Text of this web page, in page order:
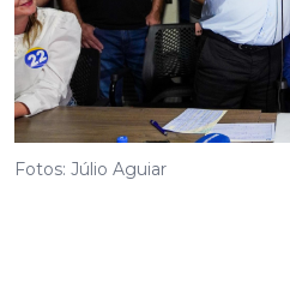
Fotos: Júlio Aguiar